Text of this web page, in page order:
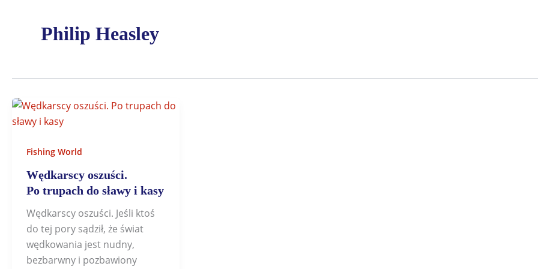
Philip Heasley
Fishing World
Wędkarscy oszuści.
Po trupach do sławy i kasy
Wędkarscy oszuści. Jeśli ktoś
do tej pory sądził, że świat
wędkowania jest nudny,
bezbarwny i pozbawiony